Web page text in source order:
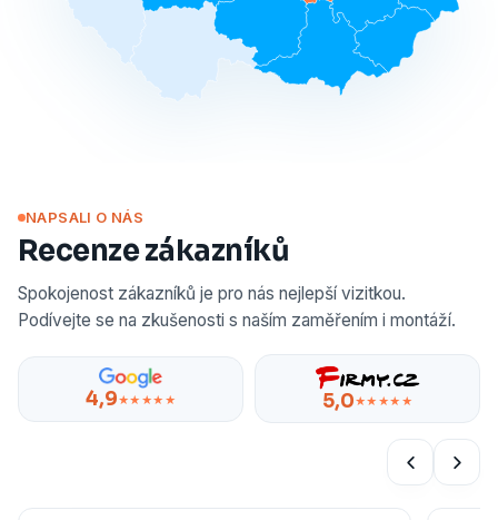
NAPSALI O NÁS
Recenze zákazníků
Spokojenost zákazníků je pro nás nejlepší vizitkou.
Podívejte se na zkušenosti s naším zaměřením i montáží.
4,9★★★★★ 5,0★★★★★